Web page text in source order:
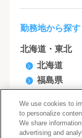
勤務地から探す
北海道・東北
北海道
福島県
山形県
関東
We use cookies to
to personalize
We share
advertising and